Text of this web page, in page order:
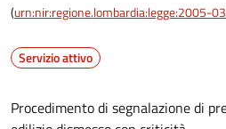
(urn:nir:regione.lombardia:legge:2005-
Servizio attivo
Procedimento di segnalazione di